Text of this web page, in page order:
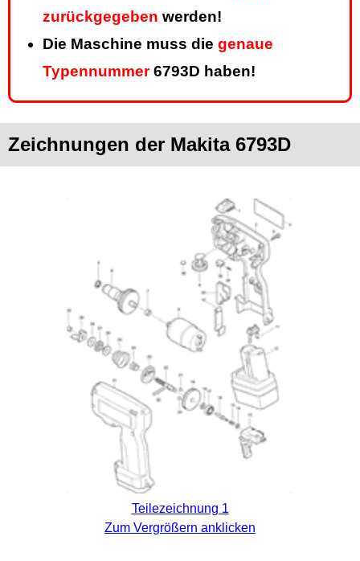
zurückgegeben werden!
Die Maschine muss die genaue
Typennummer6793D haben!
Zeichnungen der Makita 6793D
Teilezeichnung 1
Zum Vergrößern anklicken